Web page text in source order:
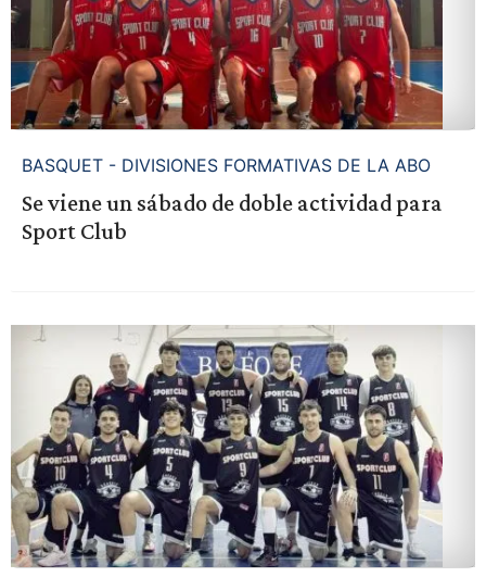
BASQUET - DIVISIONES FORMATIVAS DE LA ABO
Se viene un sábado de doble actividad para
Sport Club